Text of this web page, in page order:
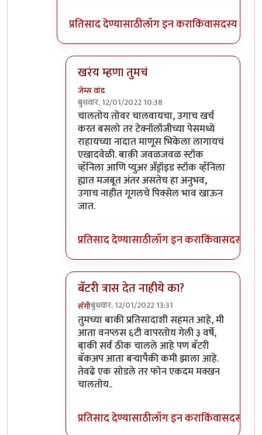
प्रतिसाद देण्यासाठीलॉग इन कराकिंवासदस्य व्हा
खरंय म्हणा तुमचं
जेम्स वांड
बुधवार, 12/01/2022 10:38
In reply toमाझ्याकडे वन प्लस फाईव्ह टी
चालतोय तोवर चालवायचा, उगाच खर्च
करत बसलो तर टेक्नॉलॉजीच्या पेसमध्ये
राहायच्या नादात माणूस भिकेला लागायचं
एखादवेळी. बाकी जवळजवळ स्टॉक
व्हॅनिला आणि प्युअर अँड्रॉइड स्टॉक व्हॅनिला
ह्यात मजबूत अंतर असतेच हा अनुभव,
उगाच नाहीत गूगलचे पिक्सेल भाव खाऊन
जात.
प्रतिसाद देण्यासाठीलॉग इन कराकिंवासदस्य व्हा
बॅटरी त्रास देत नाहीये का?
सॅगीबुधवार, 12/01/2022 13:31
In reply toमाझ्याकडे वन प्लस फाईव्ह टी
तुमच्या बाकी प्रतिसादाशी सहमत आहे, मी
आता वनप्लस ६टी वापरतोय गेली ३ वर्षे,
बा़की सर्व ठीक चालले आहे पण बॅटरी
बॅकअप आता बर्‍यापैकी कमी झाला आहे.
तेवढे एक सोडले तर फोन एकदम मक्खन
चालतोय..
प्रतिसाद देण्यासाठीलॉग इन कराकिंवासदस्य व्हा